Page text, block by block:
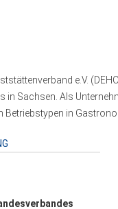
e.V.
in Sachsen. Als
Betriebstypen in